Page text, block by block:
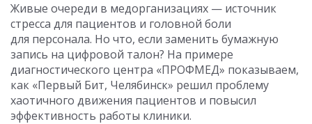
Живые очереди в медорганизациях — источник
стресса для пациентов и головной боли
для персонала. Но что, если заменить бумажную
запись на цифровой талон? На примере
диагностического центра «ПРОФМЕД» показываем,
как «Первый Бит, Челябинск» решил проблему
хаотичного движения пациентов и повысил
эффективность работы клиники.